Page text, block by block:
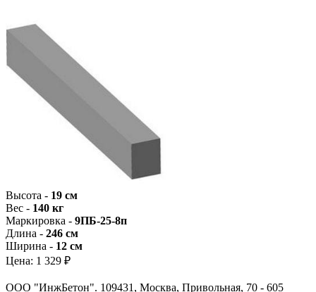
Высота - 19 см
Вес - 140 кг
Маркировка - 9ПБ-25-8п
Длина - 246 см
Ширина - 12 см
Цена: 1 329 ₽
ООО "ИнжБетон". 109431, Москва, Привольная, 70 - 605